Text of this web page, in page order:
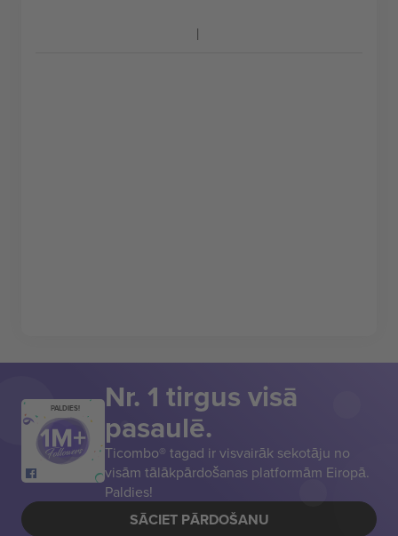
PALDIES! Nr. 1 tirgus visā
pasaulē.
Ticombo® tagad ir visvairāk sekotāju no
visām tālākpārdošanas platformām Eiropā.
Paldies!
SĀCIET PĀRDOŠANU